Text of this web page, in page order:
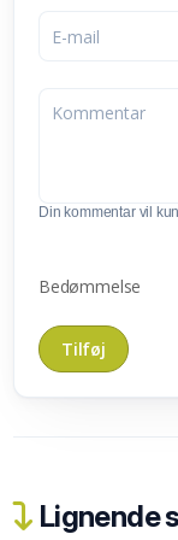
Din kommentar vil
Bedømmelse
Lignende